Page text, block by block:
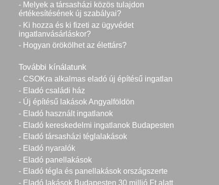
- Melyek a társasházi közös tulajdon
értékesítésének új szabályai?
- Ki hozza és ki fizeti az ügyvédet
ingatlanvásárláskor?
- Hogyan örökölhet az élettárs?
További kínálatunk
- CSOKra alkalmas eladó új építésű ingatlan
- Eladó családi ház
- Új építésű lakások Angyalföldön
- Eladó használt ingatlanok
- Eladó kereskedelmi ingatlanok Budapesten
- Eladó társasházi téglalakások
- Eladó nyaralók
- Eladó panellakások
- Eladó tégla és panellakások országszerte
- Eladó lakások Budapesten 30 millió Ft alatt